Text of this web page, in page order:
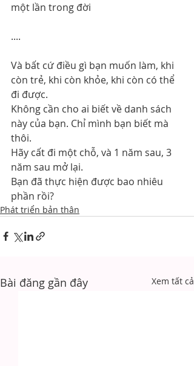
một lần trong đời
....
Và bất cứ điều gì bạn muốn làm, khi
còn trẻ, khi còn khỏe, khi còn có thể
đi được.
Không cần cho ai biết về danh sách
này của bạn. Chỉ mình bạn biết mà
thôi.
Hãy cất đi một chỗ, và 1 năm sau, 3
năm sau mở lại.
Bạn đã thực hiện được bao nhiêu
phần rồi?
Phát triển bản thân
Bài đăng gần đây Xem tất cả